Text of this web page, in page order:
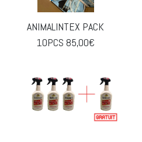
ANIMALINTEX PACK
10PCS 85,00€